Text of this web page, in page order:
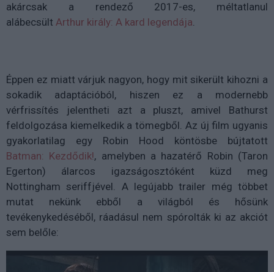
akárcsak a rendező 2017-es, méltatlanul
alábecsült Arthur király: A kard legendája.
Éppen ez miatt várjuk nagyon, hogy mit sikerült kihozni a
sokadik adaptációból, hiszen ez a modernebb
vérfrissítés jelentheti azt a pluszt, amivel Bathurst
feldolgozása kiemelkedik a tömegből. Az új film ugyanis
gyakorlatilag egy Robin Hood köntösbe bújtatott
Batman: Kezdődik!, amelyben a hazatérő Robin (Taron
Egerton) álarcos igazságosztóként küzd meg
Nottingham seriffjével. A legújabb trailer még többet
mutat nekünk ebből a világból és hősünk
tevékenykedéséből, ráadásul nem spórolták ki az akciót
sem belőle: